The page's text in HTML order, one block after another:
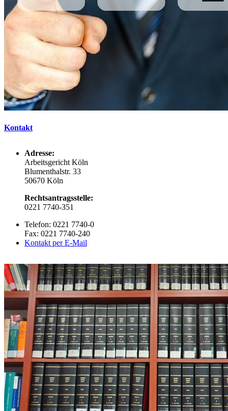
Kontakt
Adresse:
Arbeitsgericht Köln
Blumenthalstr. 33
50670 Köln
Rechtsantragsstelle:
0221 7740-351
Telefon: 0221 7740-0
Fax: 0221 7740-240
Kontakt per E-Mail